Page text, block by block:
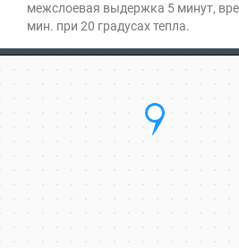
межслоевая выдержка 5 минут,
мин. при 20 градусах тепла.